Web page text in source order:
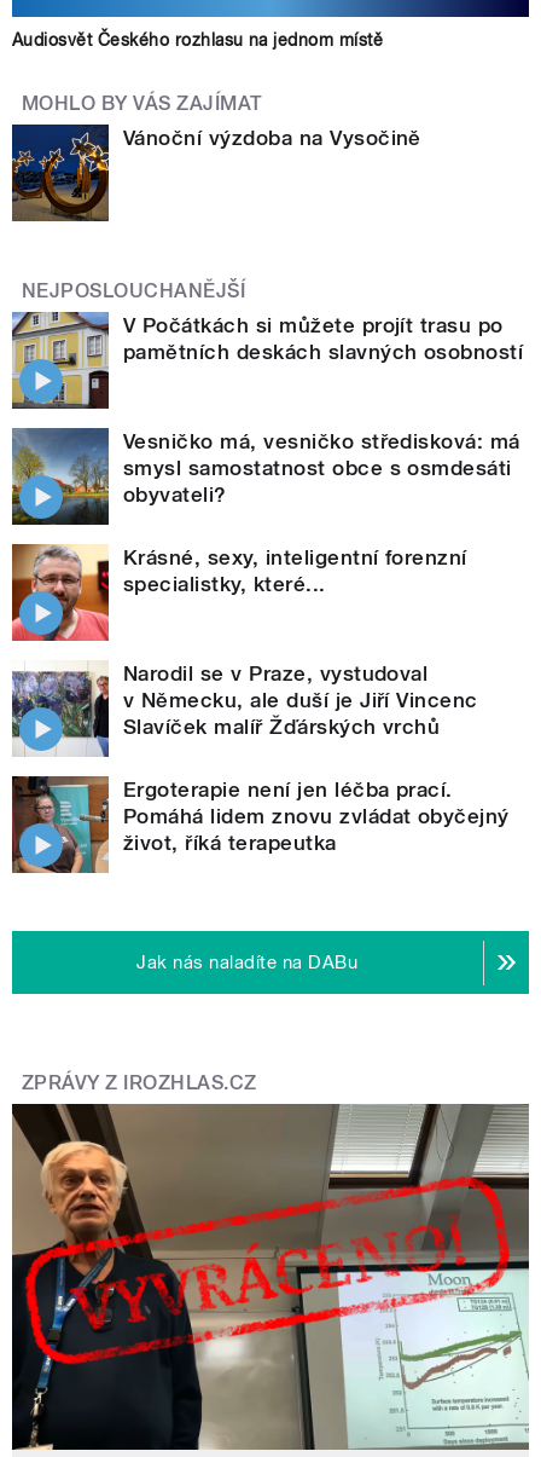
Audiosvět Českého rozhlasu na jednom místě
MOHLO BY VÁS ZAJÍMAT
Vánoční výzdoba na Vysočině
NEJPOSLOUCHANĚJŠÍ
V Počátkách si můžete projít trasu po
pamětních deskách slavných osobností
Vesničko má, vesničko středisková: má
smysl samostatnost obce s osmdesáti
obyvateli?
Krásné, sexy, inteligentní forenzní
specialistky, které...
Narodil se v Praze, vystudoval
v Německu, ale duší je Jiří Vincenc
Slavíček malíř Žďárských vrchů
Ergoterapie není jen léčba prací.
Pomáhá lidem znovu zvládat obyčejný
život, říká terapeutka
Jak nás naladíte na DABu
ZPRÁVY Z IROZHLAS.CZ